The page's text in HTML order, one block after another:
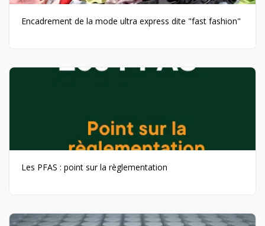
Encadrement de la mode ultra express dite "fast fashion"
Les PFAS : point sur la règlementation